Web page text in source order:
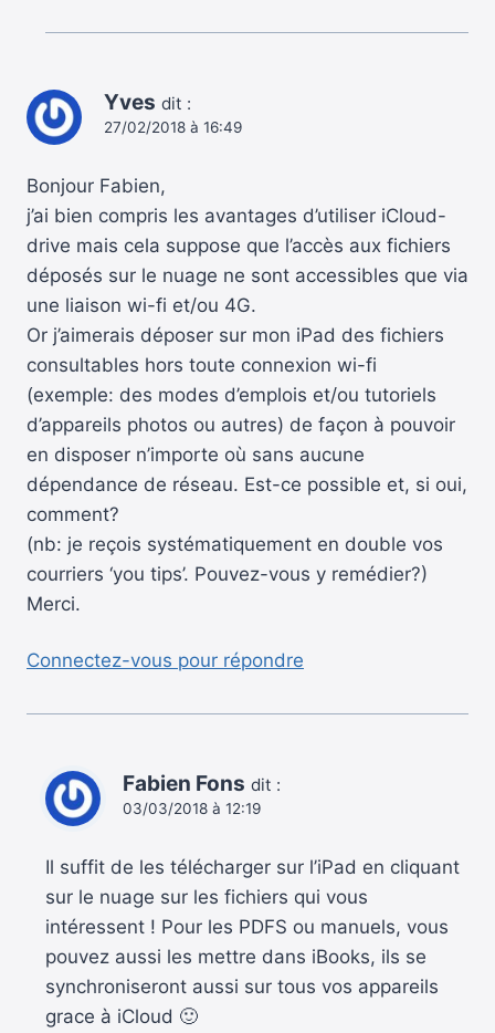
Yves dit :
27/02/2018 à 16:49
Bonjour Fabien,
j’ai bien compris les avantages d’utiliser iCloud-
drive mais cela suppose que l’accès aux fichiers
déposés sur le nuage ne sont accessibles que via
une liaison wi-fi et/ou 4G.
Or j’aimerais déposer sur mon iPad des fichiers
consultables hors toute connexion wi-fi
(exemple: des modes d’emplois et/ou tutoriels
d’appareils photos ou autres) de façon à pouvoir
en disposer n’importe où sans aucune
dépendance de réseau. Est-ce possible et, si oui,
comment?
(nb: je reçois systématiquement en double vos
courriers ‘you tips’. Pouvez-vous y remédier?)
Merci.
Connectez-vous pour répondre
Fabien Fons dit :
03/03/2018 à 12:19
Il suffit de les télécharger sur l’iPad en cliquant
sur le nuage sur les fichiers qui vous
intéressent ! Pour les PDFS ou manuels, vous
pouvez aussi les mettre dans iBooks, ils se
synchroniseront aussi sur tous vos appareils
grace à iCloud 🙂